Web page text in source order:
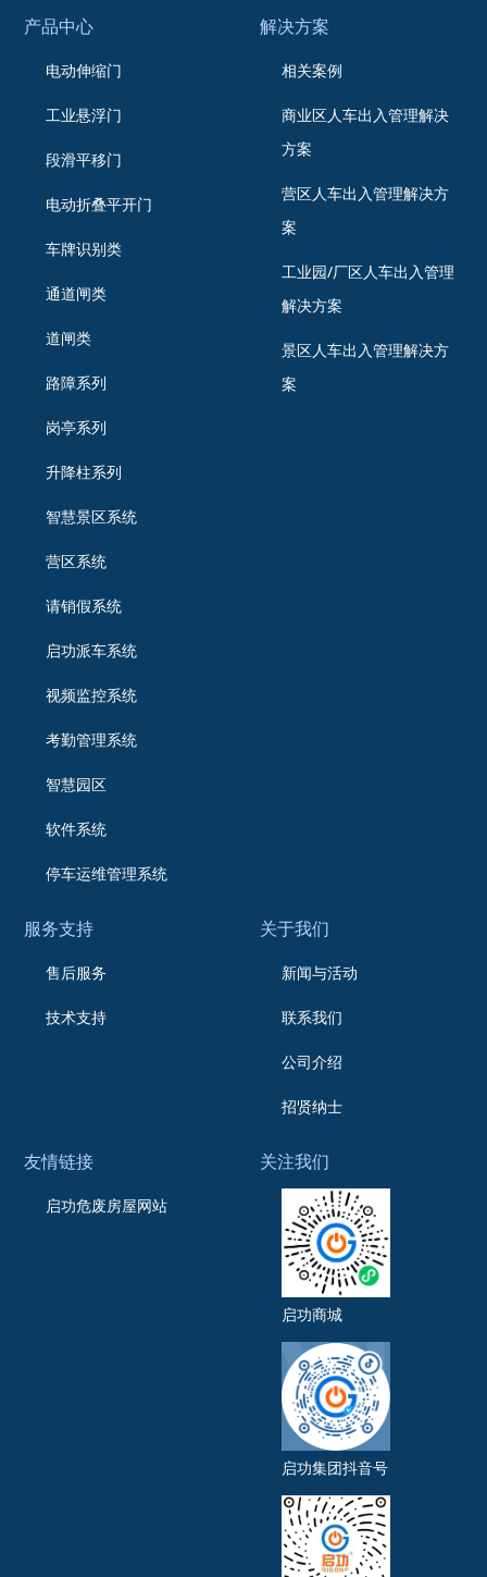
产品中心
电动伸缩门
工业悬浮门
段滑平移门
电动折叠平开门
车牌识别类
通道闸类
道闸类
路障系列
岗亭系列
升降柱系列
智慧景区系统
营区系统
请销假系统
启功派车系统
视频监控系统
考勤管理系统
智慧园区
软件系统
停车运维管理系统
解决方案
相关案例
商业区人车出入管理解决
方案
营区人车出入管理解决方
案
工业园/厂区人车出入管理
解决方案
景区人车出入管理解决方
案
服务支持
售后服务
技术支持
关于我们
新闻与活动
联系我们
公司介绍
招贤纳士
友情链接
启功危废房屋网站
关注我们
启功商城
启功集团抖音号